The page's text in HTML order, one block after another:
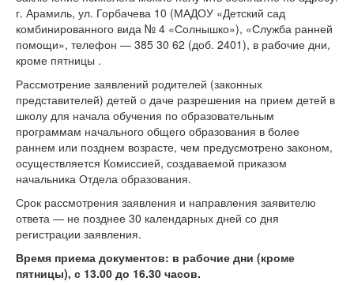
г. Арамиль, ул. Горбачева 10 (МАДОУ «Детский сад
комбинированного вида № 4 «Солнышко»), «Служба ранней
помощи», телефон — 385 30 62 (доб. 2401), в рабочие дни,
кроме пятницы .
Рассмотрение заявлений родителей (законных
представителей) детей о даче разрешения на прием детей в
школу для начала обучения по образовательным
программам начального общего образования в более
раннем или позднем возрасте, чем предусмотрено законом,
осуществляется Комиссией, создаваемой приказом
начальника Отдела образования.
Срок рассмотрения заявления и направления заявителю
ответа — не позднее 30 календарных дней со дня
регистрации заявления.
Время приема документов: в рабочие дни (кроме
пятницы), с 13.00 до 16.30 часов.